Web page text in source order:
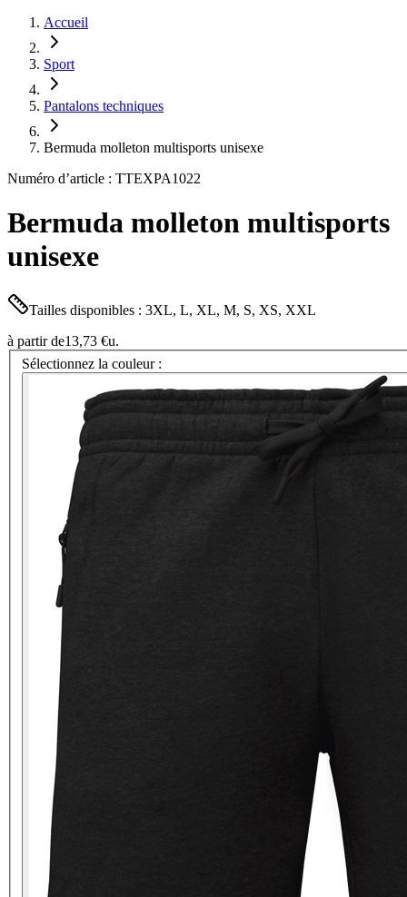
Accueil
Sport
Pantalons techniques
Bermuda molleton multisports unisexe
Numéro d’article : TTEXPA1022
Bermuda molleton multisports
unisexe
Tailles disponibles : 3XL, L, XL, M, S, XS, XXL
à partir de13,73 €u.
Sélectionnez la couleur :